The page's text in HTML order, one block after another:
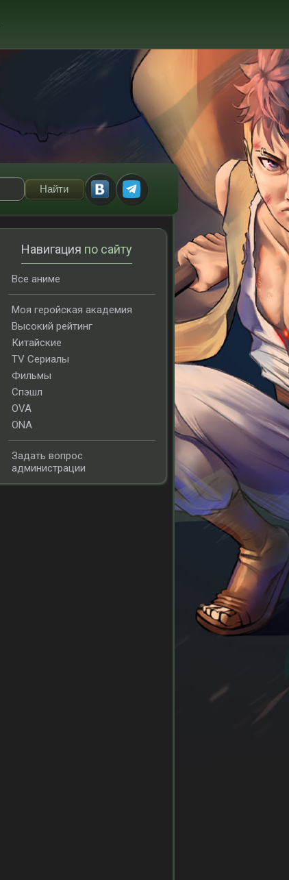
Навигация по сайту
Все аниме
Моя геройская академия
Высокий рейтинг
Китайские
TV Сериалы
Фильмы
Спэшл
OVA
ONA
Задать вопрос
администрации